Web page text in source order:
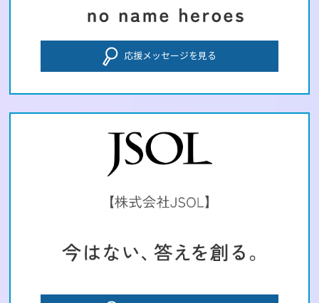
応援メッセージを見る